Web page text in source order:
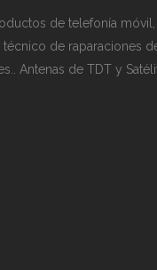
de telefonía móvil,
técnico de raparaciones
Antenas de TDT y